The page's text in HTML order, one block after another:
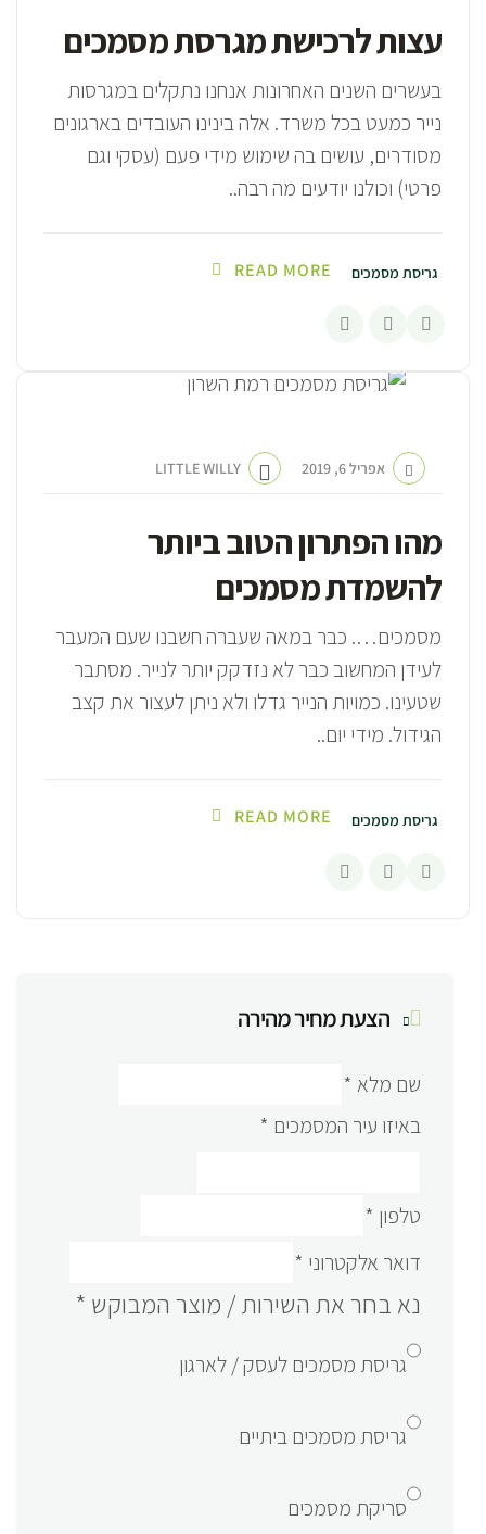
עצות לרכישת מגרסת מסמכים
בעשרים השנים האחרונות אנחנו נתקלים במגרסות
נייר כמעט בכל משרד. אלה בינינו העובדים בארגונים
מסודרים, עושים בה שימוש מידי פעם (עסקי וגם
פרטי) וכולנו יודעים מה רבה..
גריסת מסמכים READ MORE
מהו הפתרון הטוב ביותר
להשמדת מסמכים
אפריל 6, 2019 LITTLE WILLY
מסמכים…. כבר במאה שעברה חשבנו שעם המעבר
לעידן המחשוב כבר לא נזדקק יותר לנייר. מסתבר
שטעינו. כמויות הנייר גדלו ולא ניתן לעצור את קצב
הגידול. מידי יום..
גריסת מסמכים READ MORE
הצעת מחיר מהירה
שם מלא *
באיזו עיר המסמכים *
טלפון *
דואר אלקטרוני *
נא בחר את השירות / מוצר המבוקש *
גריסת מסמכים לעסק / לארגון
גריסת מסמכים ביתיים
סריקת מסמכים